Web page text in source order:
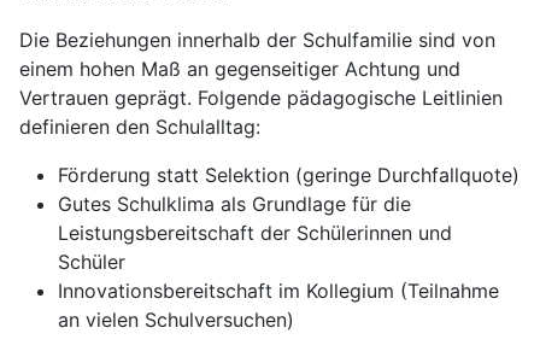
Die Beziehungen innerhalb der Schulfamilie sind von
einem hohen Maß an gegenseitiger Achtung und
Vertrauen geprägt. Folgende pädagogische Leitlinien
definieren den Schulalltag:
Förderung statt Selektion (geringe Durchfallquote)
Gutes Schulklima als Grundlage für die
Leistungsbereitschaft der Schülerinnen und
Schüler
Innovationsbereitschaft im Kollegium (Teilnahme
an vielen Schulversuchen)